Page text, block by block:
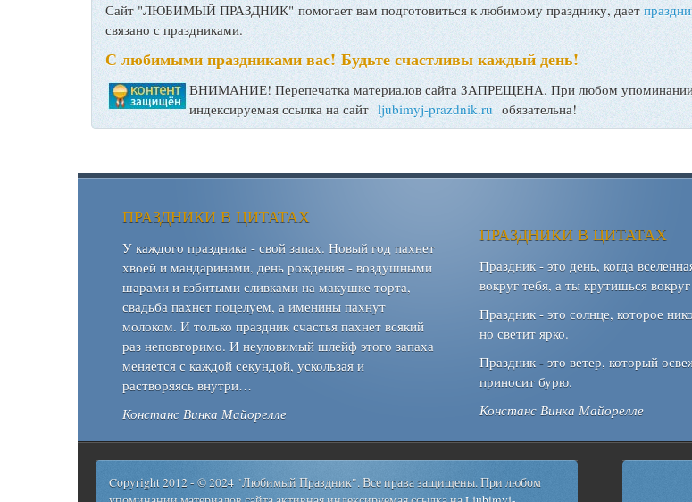
Сайт "ЛЮБИМЫЙ ПРАЗДНИК" помогает вам подготовиться к любимому празднику, дает
связано с праздниками.
С любимыми праздниками вас! Будьте счастливы каждый день!
ВНИМАНИЕ! Перепечатка материалов сайта ЗАПРЕЩЕНА. При любом упоминании
индексируемая ссылка на сайт ljubimyj-prazdnik.ru обязательна!
ПРАЗДНИКИ В ЦИТАТАХ
У каждого праздника - свой запах. Новый год пахнет
хвоей и мандаринами, день рождения - воздушными
шарами и взбитыми сливками на макушке торта,
свадьба пахнет поцелуем, а именины пахнут
молоком. И только праздник счастья пахнет всякий
раз неповторимо. И неуловимый шлейф этого запаха
меняется с каждой секундой, ускользая и
растворяясь внутри…
Констанс Винка Майорелле
ПРАЗДНИКИ В ЦИТАТАХ
Праздник - это день, когда
вокруг тебя, а ты крутишься
Праздник - это солнце, которое
но светит ярко.
Праздник - это ветер, который
приносит бурю.
Констанс Винка Майорелле
Copyright 2012 - © 2024 "Любимый Праздник". Все права защищены. При любом